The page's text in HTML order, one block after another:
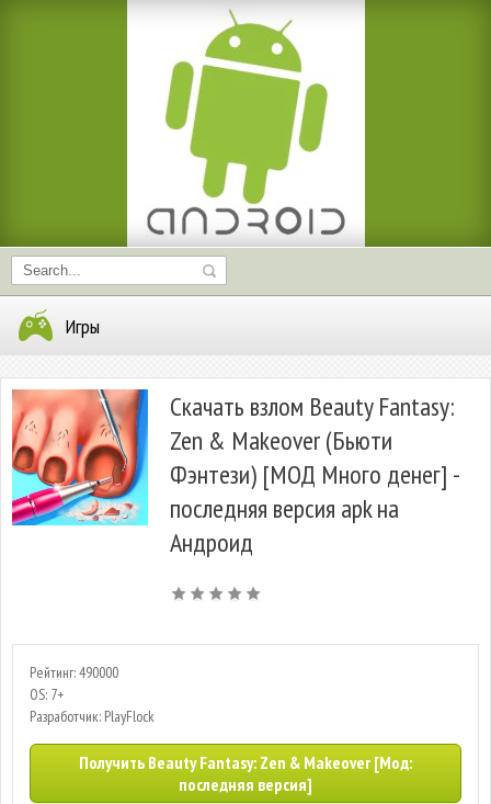
Игры
Скачать взлом Beauty Fantasy:
Zen & Makeover (Бьюти
Фэнтези) [МОД Много денег] -
последняя версия apk на
Андроид
Рейтинг: 490000
OS: 7+
Разработчик: PlayFlock
Получить Beauty Fantasy: Zen & Makeover [Мод:
последняя версия]